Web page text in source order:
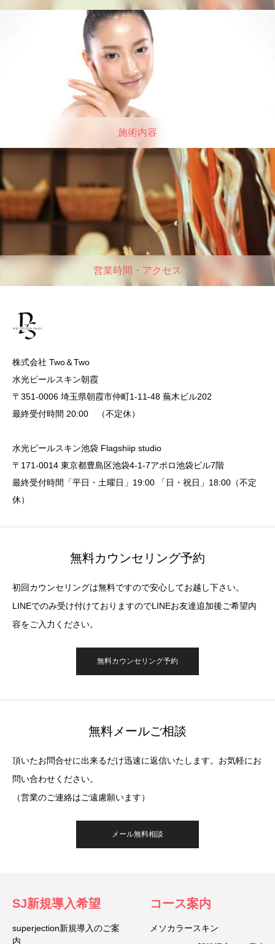
施術内容
営業時間・アクセス
株式会社 Two＆Two
水光ピールスキン朝霞
〒351-0006 埼玉県朝霞市仲町1-11-48 蕪木ビル202
最終受付時間 20:00 （不定休）
水光ピールスキン池袋 Flagshiip studio
〒171-0014 東京都豊島区池袋4-1-7アポロ池袋ビル7階
最終受付時間「平日・土曜日」19:00 「日・祝日」18:00（不定
休）
無料カウンセリング予約
初回カウンセリングは無料ですので安心してお越し下さい。
LINEでのみ受け付けておりますのでLINEお友達追加後ご希望内
容をご入力ください。
無料カウンセリング予約
無料メールご相談
頂いたお問合せに出来るだけ迅速に返信いたします。お気軽にお
問い合わせください。
（営業のご連絡はご遠慮願います）
メール無料相談
SJ新規導入希望
superjection新規導入のご案
内
コース案内
メソカラースキン